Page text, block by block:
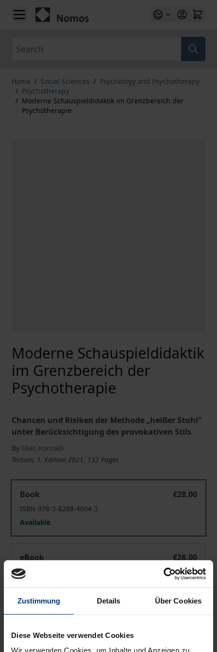
Zustimmung Details Über Cookies
Diese Webseite verwendet Cookies
Wir verwenden Cookies, um Inhalte und Anzeigen zu
Skip to Content
Home / Social Sciences / Psychology and Psychotherapy
/ Psychotherapy
/ Moderne Schauspieldidaktik im Grenzbereich der
Psychotherapie
Moderne Schauspieldidaktik
im Grenzbereich der
Psychotherapie
Chancen und Risiken der Methode „heißer Stuhl"
unter Berücksichtigung des provokativen Stils
By Elias Konradi
Tectum, 1. Edition 2021, 132 Pages
Book
€28.00
ISBN 978-3-8288-4604-3
Available
eBook
€28.00
ISBN 978-3-8288-7667-5
Available